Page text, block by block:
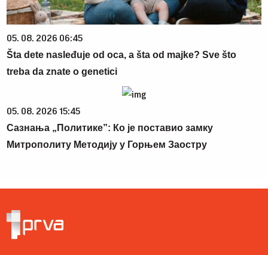
05. 08. 2026 06:45
Šta dete nasleđuje od oca, a šta od majke? Sve što
treba da znate o genetici
05. 08. 2026 15:45
Сазнања „Политике”: Ко је поставио замку
Митрополиту Методију у Горњем Заостру